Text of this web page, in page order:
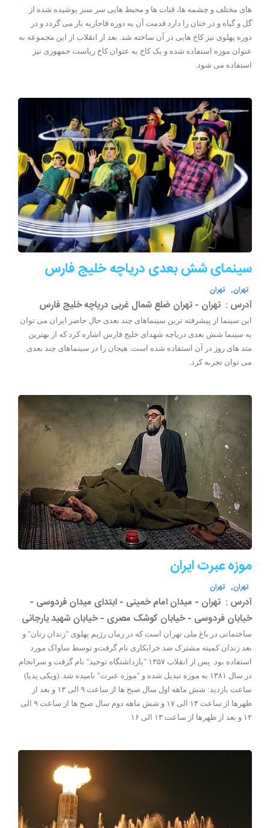
های مختلف و چشمه ها، قنات ها و محیط هایی سر سبز پوشیده شده از
گل و گیاه و در ختان را دارد.قدمت آن به دوره قاجاریه باز می گردد و در
دوره پهلوی نیز کاخ هایی در آن ساخته شد. بعد از انقلاب از این مجموعه به
عنوان موزه استفاده شده و یک کاخ به عنوان کاخ ریاست جمهوری نیز
استفاده می شود.
سینمای شش بعدی دریاچه خلیج فارس
تهران, تهران
آدرس : تهران - تهران ضلع شمال غربی دریاچه خلیج فارس
این سینما از پیشرفته ترین سینماهای چند بعدی حال حاضر ایران می توان
به سینما شش بعدی دریاچه شهدای خلیج فارس اشاره کرد که از بهترین
متد های روز در آن استفاده شده است. هیجان را در سینماهای چند بعدی
می توان تجربه کرد.
موزه عبرت ایران
تهران, تهران
آدرس : تهران - میدان امام خمینی - ابتدای میدان فردوسی -
خیابان فردوسی - خیابان کوشک مصری - خیابان شهید یارجانی
ساختمانی در باغ ملی تهران است که در زمان رژیم پهلوی "زندان زنان" و
بعد زندان کمیته مشترک ضد خرابکاری نام گرفت‌و توسط ساواک مورد
استفاده بود. پس از انقلاب ۱۳۵۷ "بازداشتگاه توحید" نام گرفت و سرانجام
در سال ۱۳۸۱ به موزه تبدیل شده و "موزه عبرت" نامیده شد. (ویکی پدیا)
ساعت بازدید: شش ماهه اول سال صبح ها از ساعت ۹ الی ۱۳ و بعد از
ظهرها از ساعت ۱۴ الی ۱۷ و شش ماهه دوم سال صبح ها از ساعت ۹ الی
۱۲ و بعد از ظهرها از ساعت ۱۳ الی ۱۶